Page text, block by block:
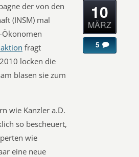
der von den
(INSM) mal
Ökonomen
fragt
2010 locken die
blasen sie zum
wie Kanzler a.D.
so bescheuert,
wie
eine neue
10
MÄRZ
5